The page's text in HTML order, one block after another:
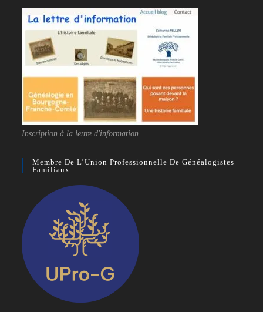
Inscription à la lettre d'information
Membre De L’Union Professionnelle De Généalogistes
Familiaux